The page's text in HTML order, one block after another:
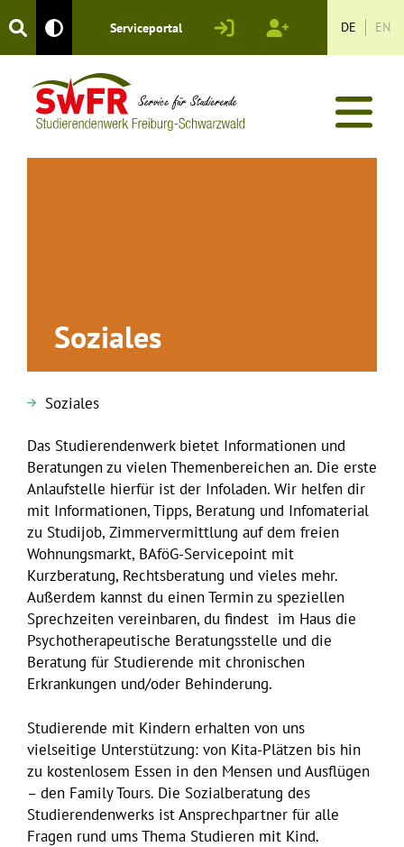
KontrastmodusServiceportal Login Registrieren DE EN
Soziales
Soziales
Das Studierendenwerk bietet Informationen und
Beratungen zu vielen Themenbereichen an. Die erste
Anlaufstelle hierfür ist der Infoladen. Wir helfen dir
mit Informationen, Tipps, Beratung und Infomaterial
zu Studijob, Zimmervermittlung auf dem freien
Wohnungsmarkt, BAföG-Servicepoint mit
Kurzberatung, Rechtsberatung und vieles mehr.
Außerdem kannst du einen Termin zu speziellen
Sprechzeiten vereinbaren, du findest im Haus die
Psychotherapeutische Beratungsstelle und die
Beratung für Studierende mit chronischen
Erkrankungen und/oder Behinderung.
Studierende mit Kindern erhalten von uns
vielseitige Unterstützung: von Kita-Plätzen bis hin
zu kostenlosem Essen in den Mensen und Ausflügen
– den Family Tours. Die Sozialberatung des
Studierendenwerks ist Ansprechpartner für alle
Fragen rund ums Thema Studieren mit Kind.